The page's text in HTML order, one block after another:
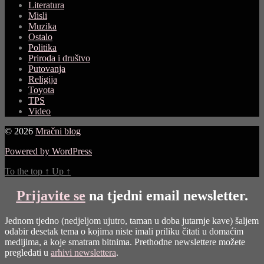
Literatura
Misli
Muzika
Ostalo
Politika
Priroda i društvo
Putovanja
Religija
Toyota
TPS
Video
© 2026 Mračni blog
Powered by WordPress
To the top ↑ Up ↑
Prijavite se na tjedni email newsletter.
Jednom tjedno (nedjeljom ujutro, taman u doba jutarnje kave) šaljem
odabir desetak tema o kojima niste imali priliku čitati u domaćim
medijima, a koje smatram bitnima. Prethodne newslettere možete
pregledati u arhivi newslettera.